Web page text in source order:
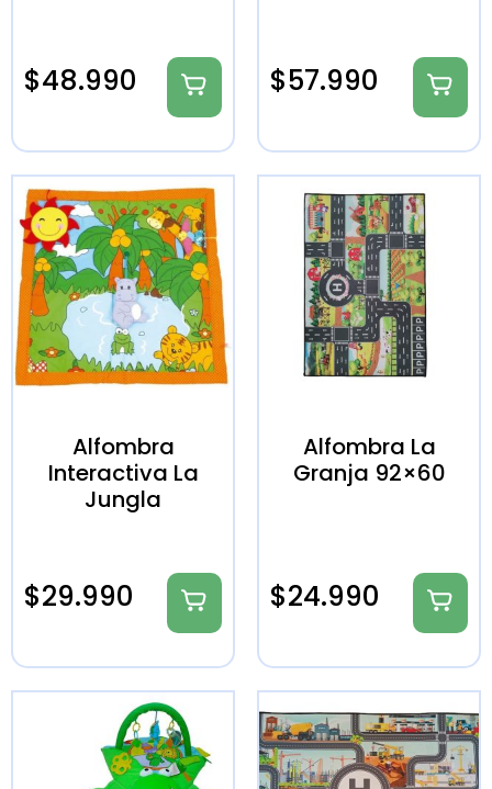
$48.990 $57.990
Alfombra
Interactiva La
Jungla
$29.990
Alfombra La
Granja 92×60
$24.990